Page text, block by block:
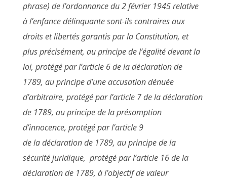
phrase) de l’ordonnance du 2 février 1945 relative
à l’enfance délinquante sont-ils contraires aux
droits et libertés garantis par la Constitution, et
plus précisément, au principe de l’égalité devant la
loi, protégé par l’article 6 de la déclaration de
1789, au principe d’une accusation dénuée
d’arbitraire, protégé par l’article 7 de la déclaration
de 1789, au principe de la présomption
d’innocence, protégé par l’article 9
de la déclaration de 1789, au principe de la
sécurité juridique, protégé par l’article 16 de la
déclaration de 1789, à l’objectif de valeur